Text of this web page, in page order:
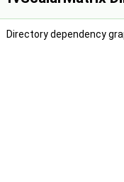
Foundation
Directory dependency